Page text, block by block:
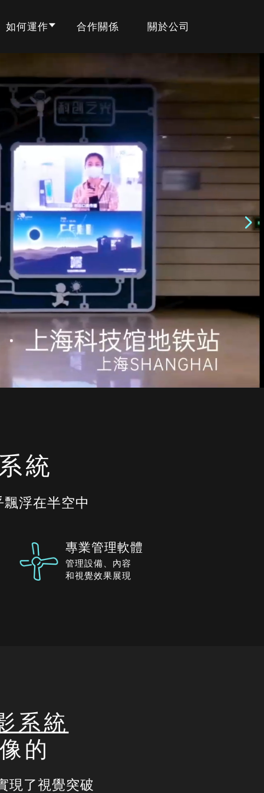
如何運作 合作關係 關於公司
統
浮在半空中
專業管理軟體
管理設備、內容
和視覺效果展現
系統
的
現了視覺突破